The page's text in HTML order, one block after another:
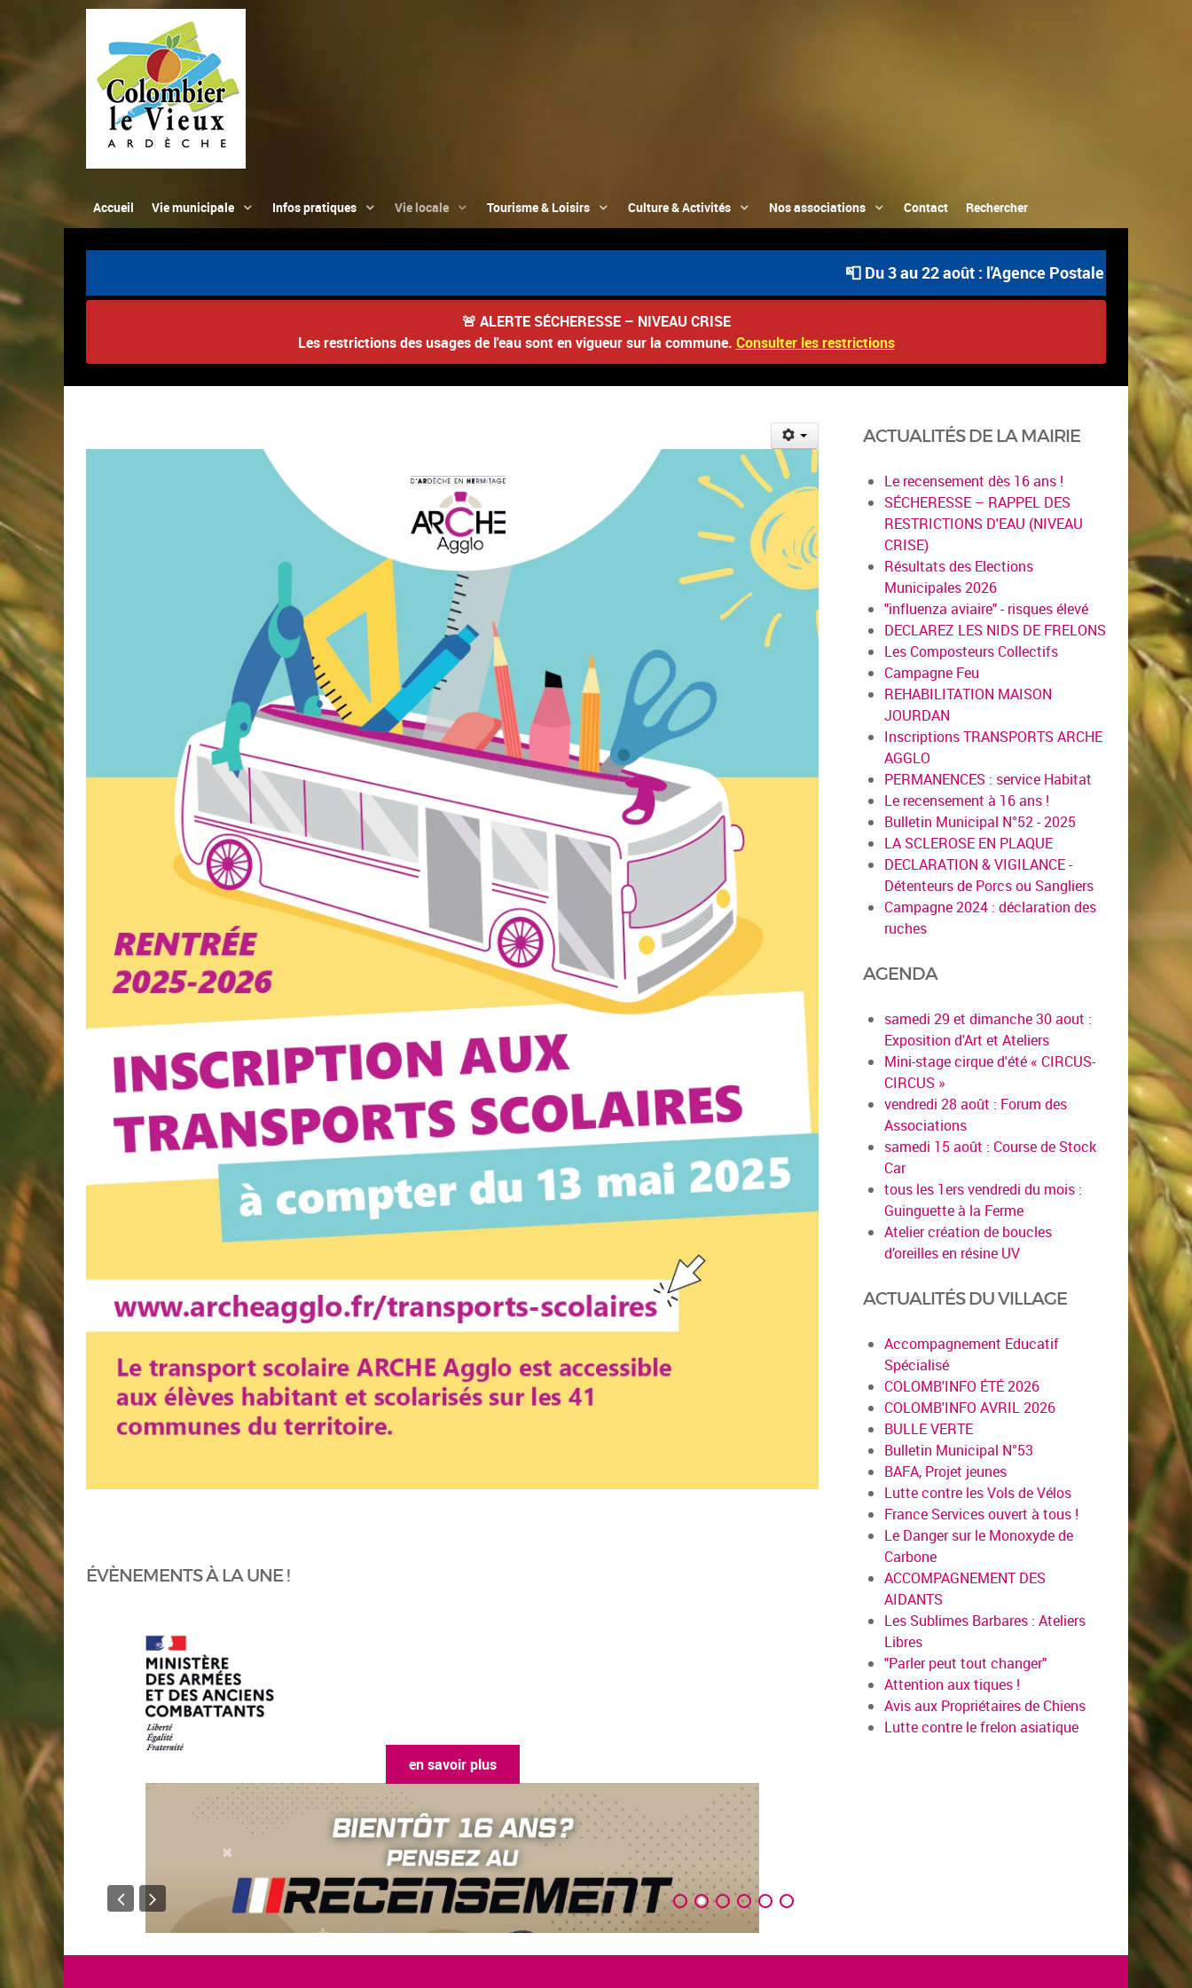
Accueil Vie municipale Infos pratiques Vie locale Tourisme & Loisirs Culture & Activités Nos associations Contact Rechercher
📮 Du 3 au 22 août : l'Agence Postale Communale
🚨 ALERTE SÉCHERESSE – NIVEAU CRISE
Les restrictions des usages de l'eau sont en vigueur sur la commune. Consulter les restrictions
ÉVÈNEMENTS À LA UNE !
ACTUALITÉS DE LA MAIRIE
Le recensement dès 16 ans !
SÉCHERESSE – RAPPEL DES
RESTRICTIONS D'EAU (NIVEAU
CRISE)
Résultats des Elections
Municipales 2026
"influenza aviaire" - risques élevé
DECLAREZ LES NIDS DE FRELONS
Les Composteurs Collectifs
Campagne Feu
REHABILITATION MAISON
JOURDAN
Inscriptions TRANSPORTS ARCHE
AGGLO
PERMANENCES : service Habitat
Le recensement à 16 ans !
Bulletin Municipal N°52 - 2025
LA SCLEROSE EN PLAQUE
DECLARATION & VIGILANCE -
Détenteurs de Porcs ou Sangliers
Campagne 2024 : déclaration des
ruches
AGENDA
samedi 29 et dimanche 30 aout :
Exposition d'Art et Ateliers
Mini-stage cirque d'été « CIRCUS-
CIRCUS »
vendredi 28 août : Forum des
Associations
samedi 15 août : Course de Stock
Car
tous les 1ers vendredi du mois :
Guinguette à la Ferme
Atelier création de boucles
d’oreilles en résine UV
ACTUALITÉS DU VILLAGE
Accompagnement Educatif
Spécialisé
COLOMB'INFO ÉTÉ 2026
COLOMB'INFO AVRIL 2026
BULLE VERTE
Bulletin Municipal N°53
BAFA, Projet jeunes
Lutte contre les Vols de Vélos
France Services ouvert à tous !
Le Danger sur le Monoxyde de
Carbone
ACCOMPAGNEMENT DES
AIDANTS
Les Sublimes Barbares : Ateliers
Libres
"Parler peut tout changer"
Attention aux tiques !
Avis aux Propriétaires de Chiens
Lutte contre le frelon asiatique